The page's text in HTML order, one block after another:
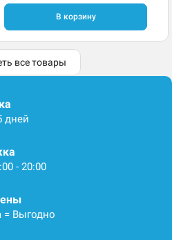
В корзину
все товары
дней
- 20:00
= Выгодно